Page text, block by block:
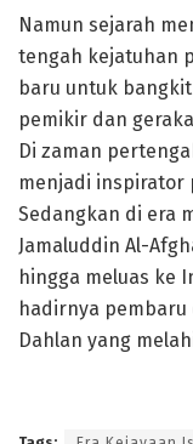
Namun sejarah
tengah kejatuhan
baru untuk
pemikir dan
Di zaman
menjadi inspirator
Sedangkan di era
Jamaluddin Al-
hingga meluas ke
hadirnya pembaru
Dahlan yang